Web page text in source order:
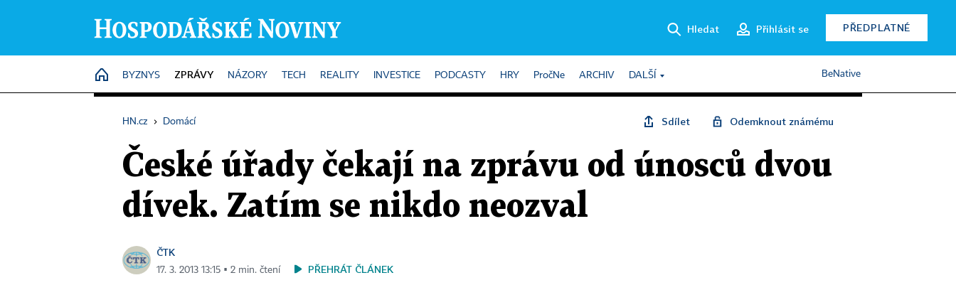
Hledat Přihlásit se PŘEDPLATNÉ
HOME
BYZNYS ZPRÁVY NÁZORY TECH REALITY INVESTICE PODCASTY HRY PročNe ARCHIV DALŠÍ BeNative
HN.cz › Domácí Sdílet Odemknout známému
České úřady čekají na zprávu od únosců dvou
dívek. Zatím se nikdo neozval
ČTK
17. 3. 2013 13:15 ▪ 2 min. čtení PŘEHRÁT ČLÁNEK